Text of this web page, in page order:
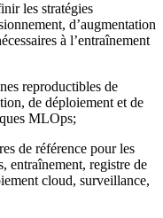
les stratégies
d’augmentation
à l’entraînement
reproductibles de
de déploiement et de
MLOps;
de référence pour les
entraînement, registre de
cloud, surveillance,